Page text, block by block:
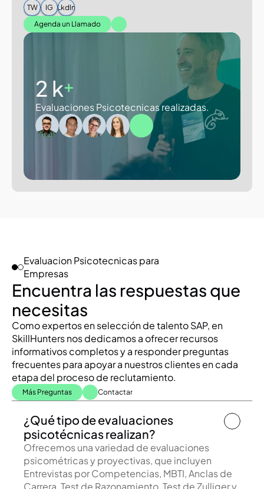
TW IG Lkdln
Agenda un Llamado
2 k+
Evaluaciones Psicotecnicas realizadas.
Evaluacion Psicotecnicas para
Empresas
Encuentra las respuestas que
necesitas
Como expertos en selección de talento SAP, en
SkillHunters nos dedicamos a ofrecer recursos
informativos completos y a responder preguntas
frecuentes para apoyar a nuestros clientes en cada
etapa del proceso de reclutamiento.
Más Preguntas Contactar
¿Qué tipo de evaluaciones
psicotécnicas realizan?
Ofrecemos una variedad de evaluaciones
psicométricas y proyectivas, que incluyen
Entrevistas por Competencias, MBTI, Anclas de
Carrera, Test de Razonamiento, Test de Zulliger y